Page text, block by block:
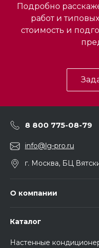
Подробно
работ и
стоимость и
8 800 775-08-79
info@lg-pro.ru
г. Москва, БЦ
О компании
Каталог
Настенные